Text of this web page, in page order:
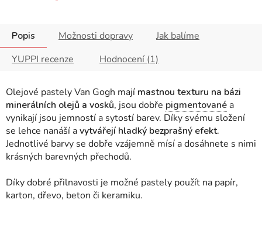
Popis Možnosti dopravy
Jak balíme
YUPPI recenze
Hodnocení (1)
Olejové pastely Van Gogh mají mastnou texturu na bázi
minerálních olejů a vosků, jsou dobře pigmentované a
vynikají jsou jemností a sytostí barev. Díky svému složení
se lehce nanáší avytvářejí hladký bezprašný efekt.
Jednotlivé barvy se dobře vzájemně mísí a dosáhnete s nimi
krásných barevných přechodů.
Díky dobré přilnavosti je možné pastely použít na papír,
karton, dřevo, beton či keramiku.